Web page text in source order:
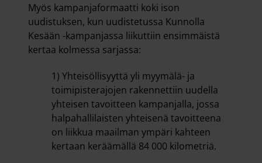
Myös kampanjaformaatti koki ison
uudistuksen, kun uudistetussa Kunnolla
Kesään -kampanjassa liikuttiin ensimmäistä
kertaa kolmessa sarjassa:
1) Yhteisöllisyyttä yli myymälä- ja
toimipisterajojen rakennettiin uudella
yhteisen tavoitteen kampanjalla, jossa
halpahallilaisten yhteisenä tavoitteena
on liikkua maailman ympäri kahteen
kertaan keräämällä 84 000 kilometriä.